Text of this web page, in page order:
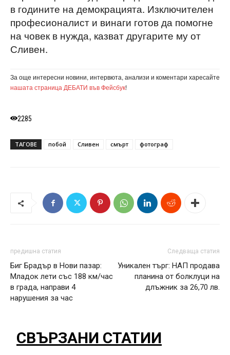
в годините на демокрацията. Изключителен
професионалист и винаги готов да помогне
на човек в нужда, казват другарите му от
Сливен.
За още интересни новини, интервюта, анализи и коментари харесайте
нашата страница ДЕБАТИ във Фейсбук!
2285
ТАГОВЕ побой Сливен смърт фотограф
предишна статия
Биг Брадър в Нови пазар:
Младок лети със 188 км/час
в града, направи 4
нарушения за час
Следваща статия
Уникален търг: НАП продава
планина от болклуци на
длъжник за 26,70 лв.
СВЪРЗАНИ СТАТИИ